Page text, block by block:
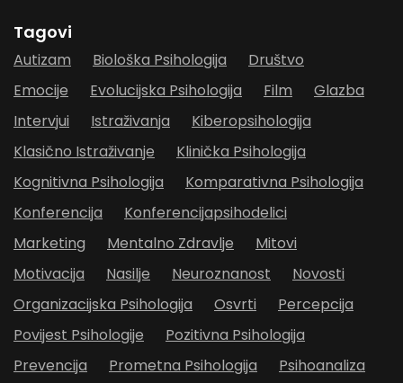
Tagovi
Autizam Biološka Psihologija
Društvo
Emocije
Evolucijska Psihologija Film
Glazba
Intervjui
Istraživanja
Kiberopsihologija
Klasično Istraživanje
Klinička Psihologija
Kognitivna Psihologija
Komparativna Psihologija
Konferencija
Konferencijapsihodelici
Marketing
Mentalno Zdravlje
Mitovi
Motivacija
Nasilje Neuroznanost
Novosti
Organizacijska Psihologija
Osvrti
Percepcija
Povijest Psihologije
Pozitivna Psihologija
Prevencija
Prometna Psihologija
Psihoanaliza